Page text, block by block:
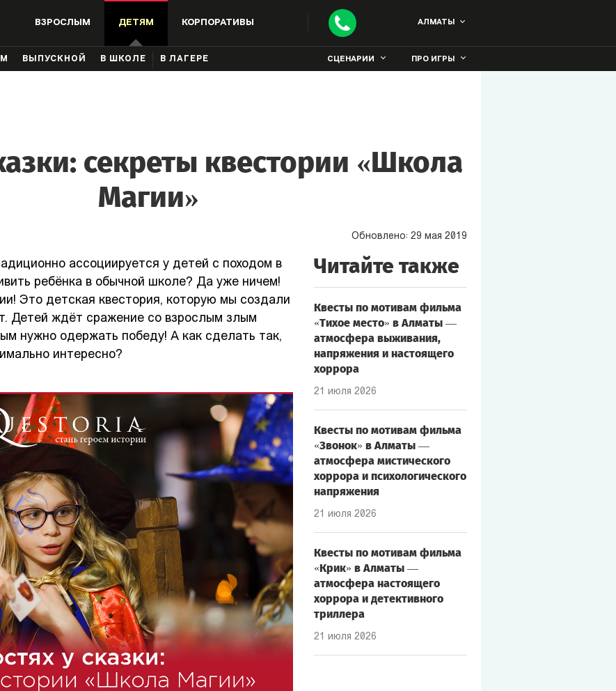
ВЗРОСЛЫМ ДЕТЯМ КОРПОРАТИВЫ АЛМАТЫ
ВЫПУСКНОЙ В ШКОЛЕ В ЛАГЕРЕ СЦЕНАРИИ ПРО ИГРЫ
секреты квестории «Школа
Магии»
Обновлено: 29 мая 2019
ассоциируется у детей с походом в
ребёнка в обычной школе? Да уже ничем!
Это детская квестория, которую мы создали
Детей ждёт сражение со взрослым злым
нужно одержать победу! А как сделать так,
интересно?
Читайте также
Квесты по мотивам фильма
«Тихое место» в Алматы —
атмосфера выживания,
напряжения и настоящего
хоррора
21 июля 2026
Квесты по мотивам фильма
«Звонок» в Алматы —
атмосфера мистического
хоррора и психологического
напряжения
21 июля 2026
Квесты по мотивам фильма
«Крик» в Алматы —
атмосфера настоящего
хоррора и детективного
триллера
21 июля 2026